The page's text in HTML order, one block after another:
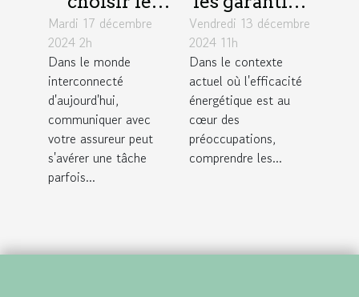
meilleur
moyen de
contact avec
votre
assureur
Mardi 17 décembre
2024 2h
Dans le monde
interconnecté
d'aujourd'hui,
communiquer avec
votre assureur peut
s'avérer une tâche
parfois...
d'une
assurance
pour audits
énergétiques
Vendredi 13 décembre
2024 11h
Dans le contexte
actuel où l'efficacité
énergétique est au
cœur des
préoccupations,
comprendre les...